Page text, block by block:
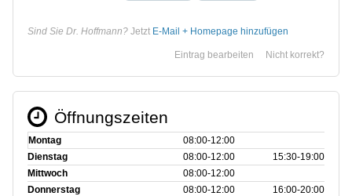
Sind Sie Dr. Hoffmann? Jetzt E-Mail + Homepage hinzufügen
Nicht korrekt?
Eintrag bearbeiten
Öffnungszeiten
Montag
08:00‑12:00
Dienstag
08:00‑12:00
15:30‑19:00
Mittwoch
08:00‑12:00
Donnerstag
08:00‑12:00
16:00‑20:00